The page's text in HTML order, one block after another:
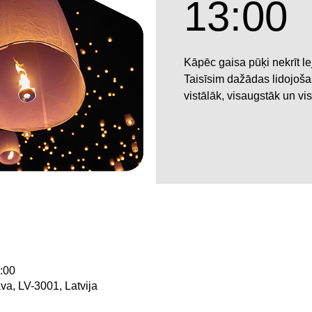
13:00
Kāpēc gaisa pūķi nekrīt
Taisīsim dažādas
vistālāk, visaugstāk un
LV-3001, Latvija